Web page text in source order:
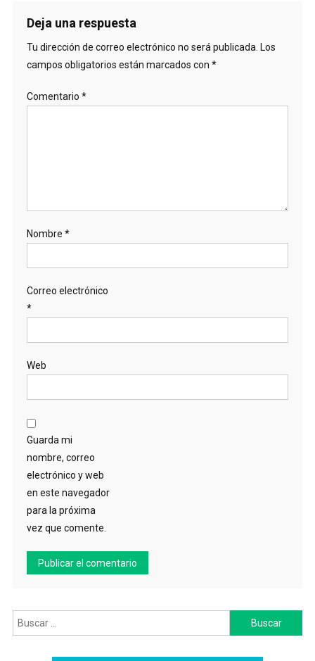
Deja una respuesta
Tu dirección de correo electrónico no será publicada. Los
campos obligatorios están marcados con *
Comentario *
Nombre *
Correo electrónico
*
Web
Guarda mi
nombre, correo
electrónico y web
en este navegador
para la próxima
vez que comente.
Buscar: